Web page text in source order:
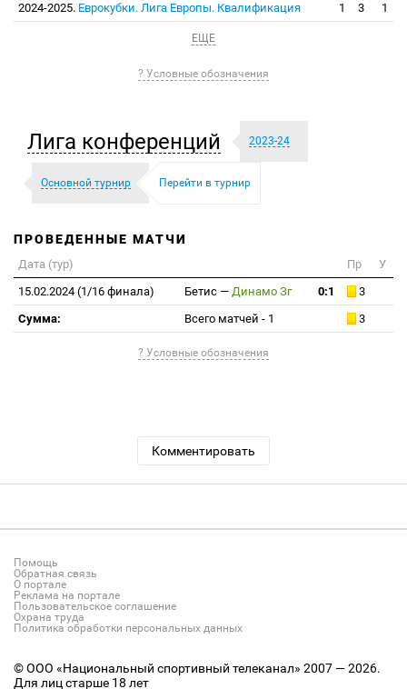
2024-2025. Еврокубки. Лига Европы. Квалификация 1 3 1
ЕЩЕ
? Условные обозначения
Лига конференций 2023-24
Основной турнир Перейти в турнир
ПРОВЕДЕННЫЕ МАТЧИ
Дата (тур) Пр
У
15.02.2024 (1/16 финала)
Бетис — Динамо Зг 0:1
3
Сумма:
Всего матчей - 1 3
? Условные обозначения
Комментировать
Помощь
Обратная связь
О портале
Реклама на портале
Пользовательское соглашение
Охрана труда
Политика обработки персональных данных
© ООО «Национальный спортивный телеканал» 2007 — 2026.
Для лиц старше 18 лет